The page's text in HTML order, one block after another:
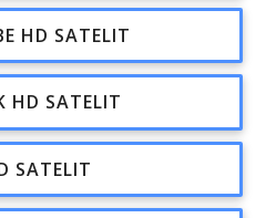
HD SATELIT
HD SATELIT
SATELIT